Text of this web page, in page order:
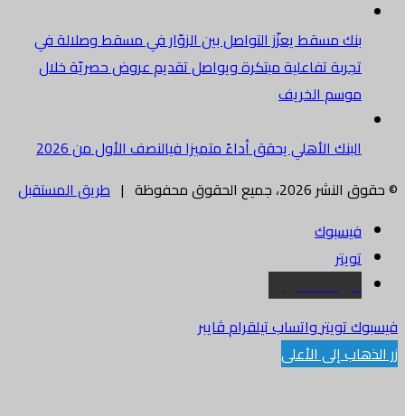
بنك مسقط يعزّز التواصل بين الزوّار في مسقط وصلالة في
تجربة تفاعلية مبتكرة ويواصل تقديم عروض حصريّة خلال
موسم الخريف
البنك الأهلي يحقق أداءً متميزا فيالنصف الأول من 2026
© حقوق النشر 2026، جميع الحقوق محفوظة |
طريق المستقبل
فيسبوك
تويتر
البريد الالكتروني
فيسبوكتويتر واتسابتيلقرامڤايبر
زر الذهاب إلى الأعلى